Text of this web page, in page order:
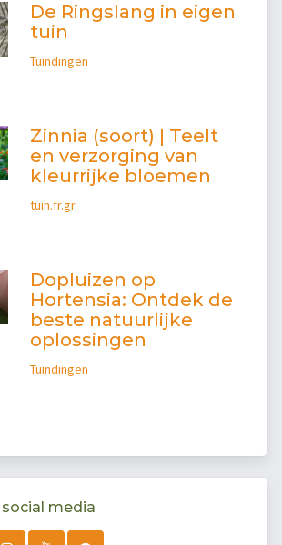
De Ringslang in eigen
tuin
Tuindingen
Zinnia (soort) | Teelt
en verzorging van
kleurrijke bloemen
tuin.fr.gr
Dopluizen op
Hortensia: Ontdek de
beste natuurlijke
oplossingen
Tuindingen
media